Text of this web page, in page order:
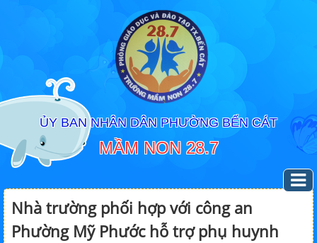
ỦY BAN NHÂN DÂN PHƯỜNG BẾN CÁT
MẦM NON 28.7
Nhà trường phối hợp với công an
Phường Mỹ Phước hỗ trợ phụ huynh